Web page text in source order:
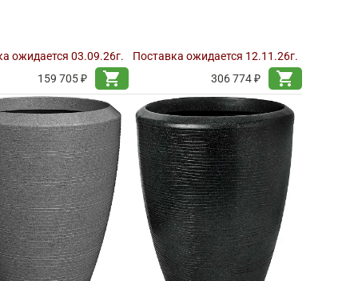
ожидается 03.09.26г.
159 705 ₽
shopping_cart
Поставка ожидается 12.11.26г.
306 774 ₽
shopping_cart